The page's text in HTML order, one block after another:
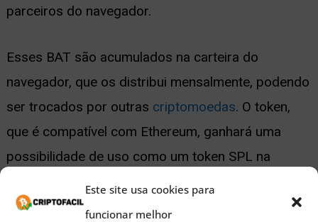
Este site usa cookies para
funcionar melhor
parceiros do navegador.
Esses BAT são acumulados na carteira do
navegador, que os distribui mensalmente, podendo
ser trocados por outras criptomoedas. O token,
que é compatível com Ethereum, ganhará uma
possibilidade de uso como um token SPL na